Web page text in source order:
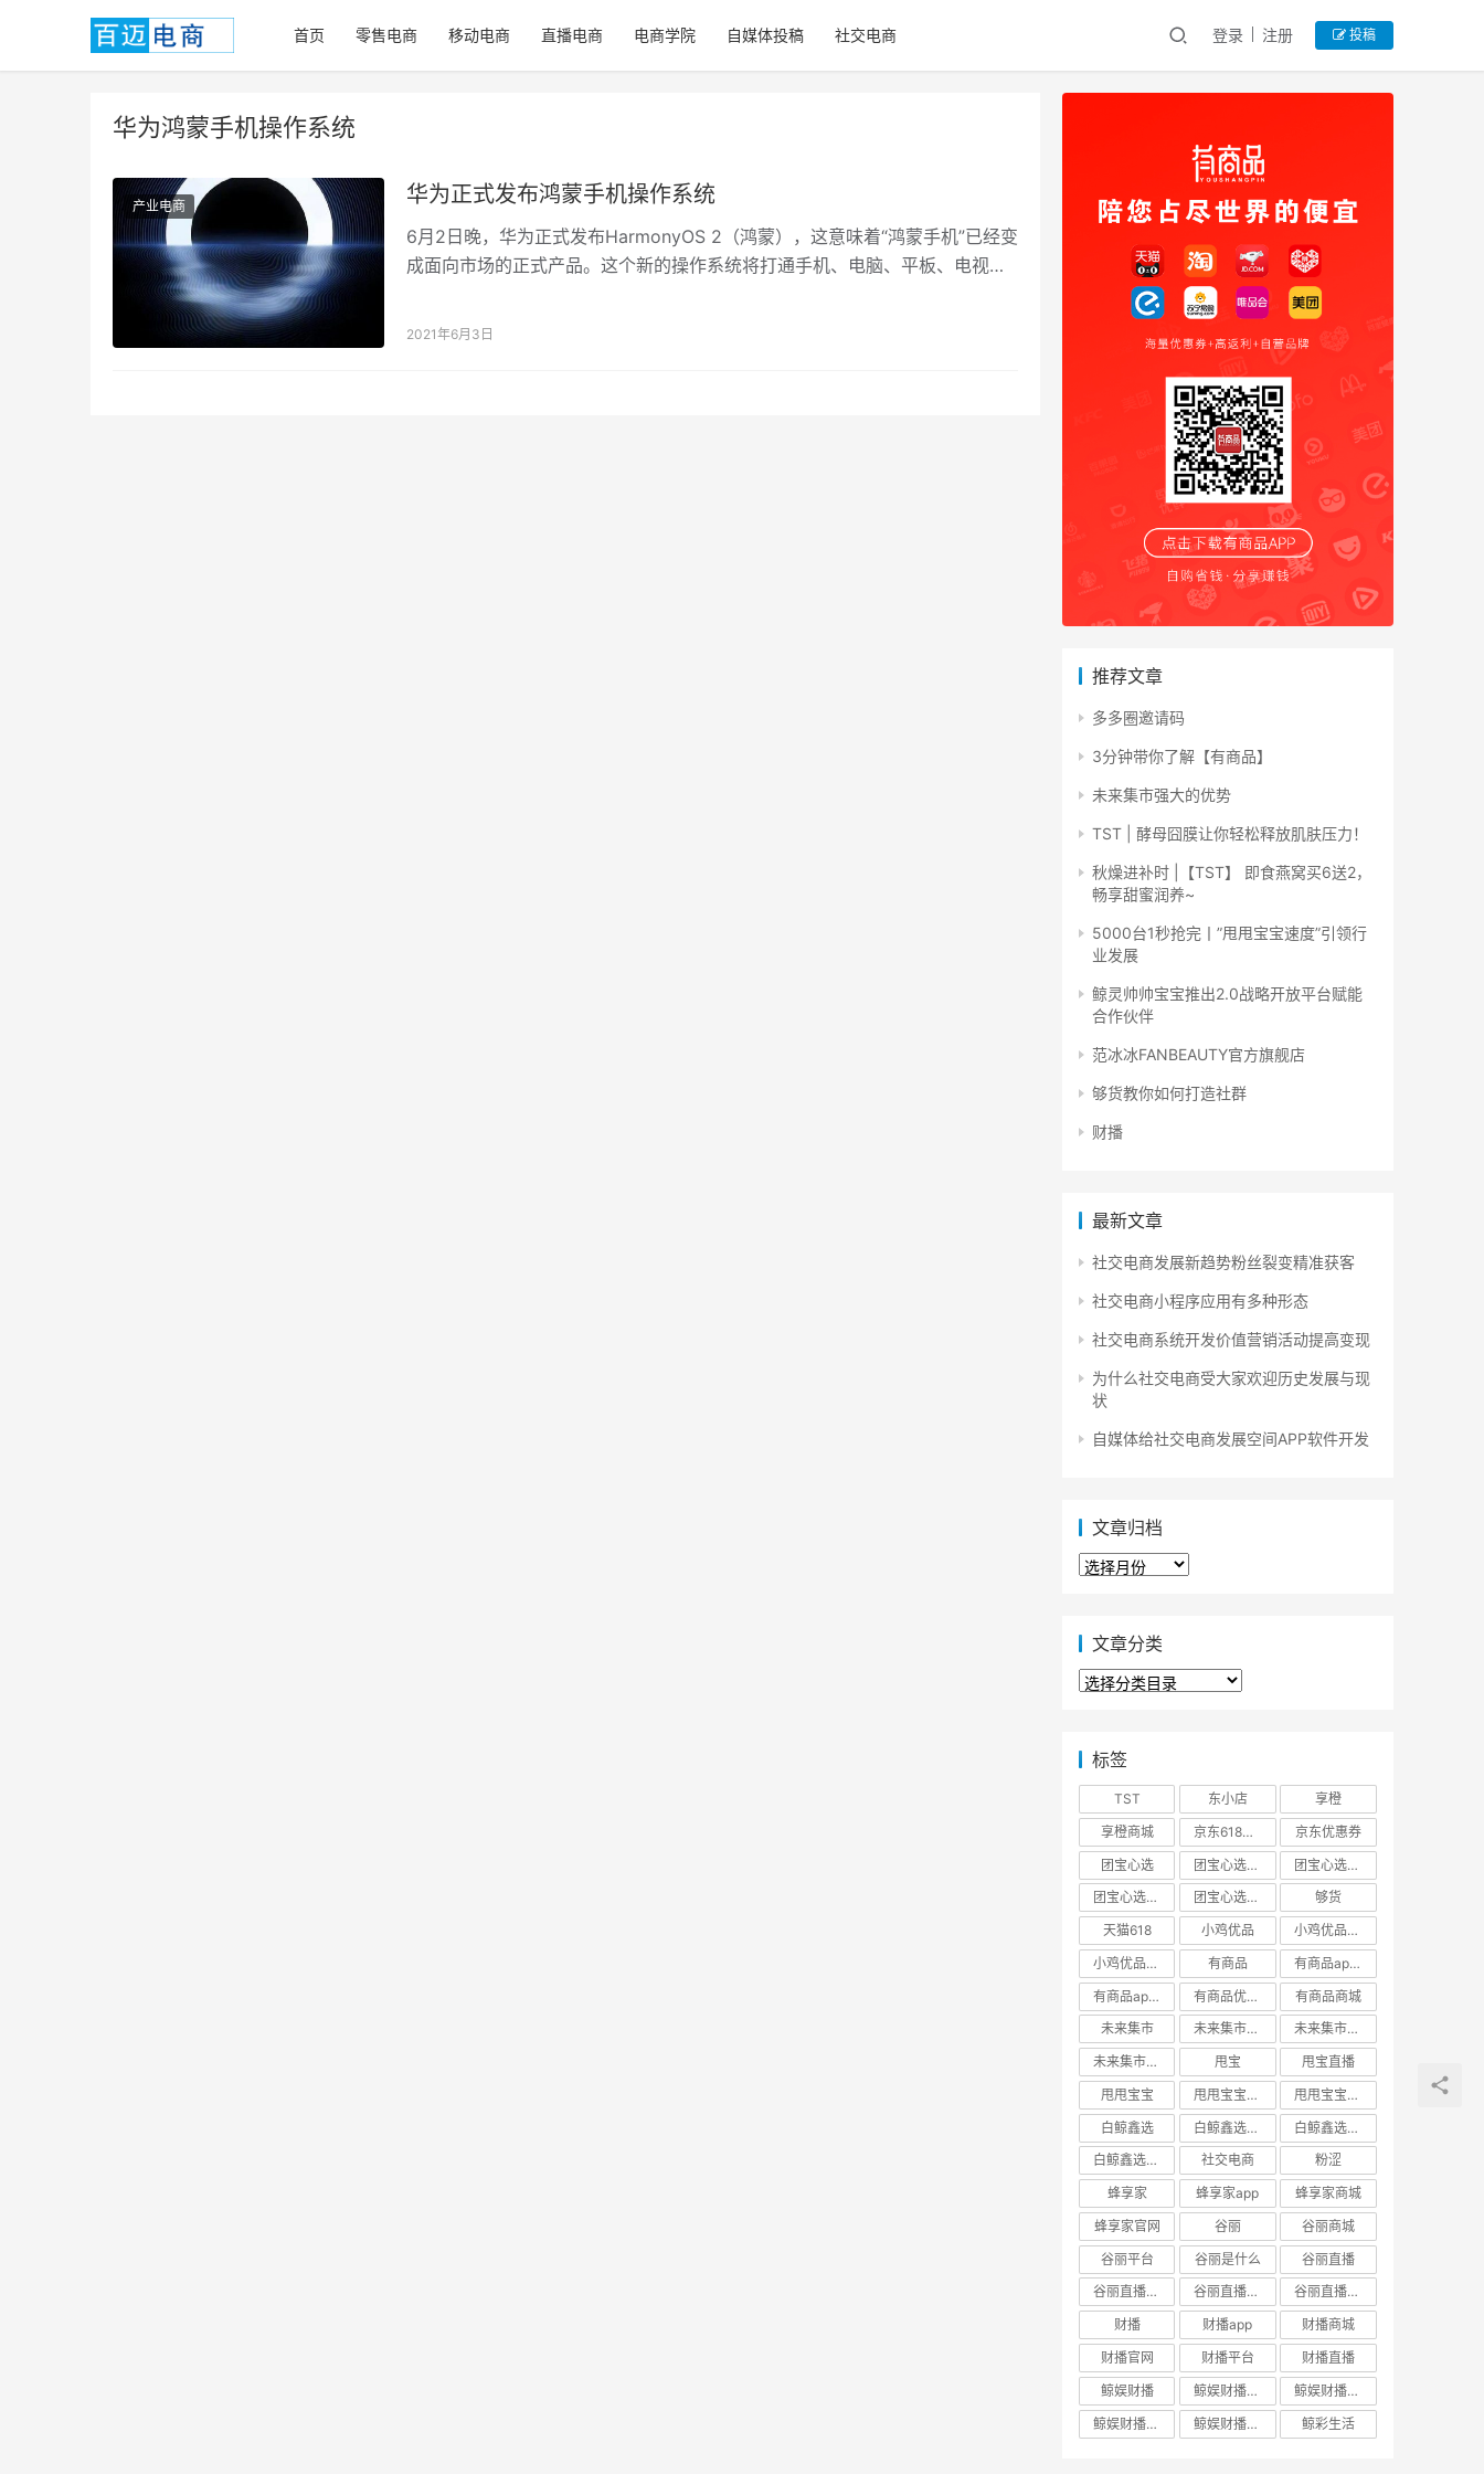
首页 零售电商 移动电商 直播电商 电商学院 自媒体投稿 社交电商 登录 注册 投稿
华为鸿蒙手机操作系统
产业电商 华为正式发布鸿蒙手机操作系统
6月2日晚，华为正式发布HarmonyOS 2（鸿蒙），这意味着“鸿蒙手机”已经变
成面向市场的正式产品。这个新的操作系统将打通手机、电脑、平板、电视、
2021年6月3日
推荐文章
多多圈邀请码
3分钟带你了解【有商品】
未来集市强大的优势
TST | 酵母囧膜让你轻松释放肌肤压力！
秋燥进补时 |【TST】 即食燕窝买6送2，
畅享甜蜜润养~
5000台1秒抢完丨”甩甩宝宝速度”引领行
业发展
鲸灵帅帅宝宝推出2.0战略开放平台赋能
合作伙伴
范冰冰FANBEAUTY官方旗舰店
够货教你如何打造社群
财播
最新文章
社交电商发展新趋势粉丝裂变精准获客
社交电商小程序应用有多种形态
社交电商系统开发价值营销活动提高变现
为什么社交电商受大家欢迎历史发展与现
状
自媒体给社交电商发展空间APP软件开发
文章归档
文
文章分类
文
标签
TST 东小店
享橙
享橙商城
京东618大促优惠券
京东优惠券
团宝心选
团宝心选商城
团宝心选官方网站
团宝心选官网
团宝心选小程序
够货
天猫618
小鸡优品
小鸡优品商城
小鸡优品官网
有商品
有商品app下载
有商品app邀请码
有商品优惠券
有商品商城
未来集市
未来集市app
未来集市商城
未来集市邀请码
甩宝
甩宝直播
甩甩宝宝
甩甩宝宝商城
甩甩宝宝直播
白鲸鑫选
白鲸鑫选APP
白鲸鑫选商城
白鲸鑫选官网
社交电商
粉涩
蜂享家
蜂享家app
蜂享家商城
蜂享家官网
谷丽
谷丽商城
谷丽平台
谷丽是什么
谷丽直播
谷丽直播官网
谷丽直播平台
谷丽直播怎么加入
财播
财播app
财播商城
财播官网
财播平台
财播直播
鲸娱财播
鲸娱财播app
鲸娱财播商城
鲸娱财播官网
鲸娱财播直播 鲸彩生活